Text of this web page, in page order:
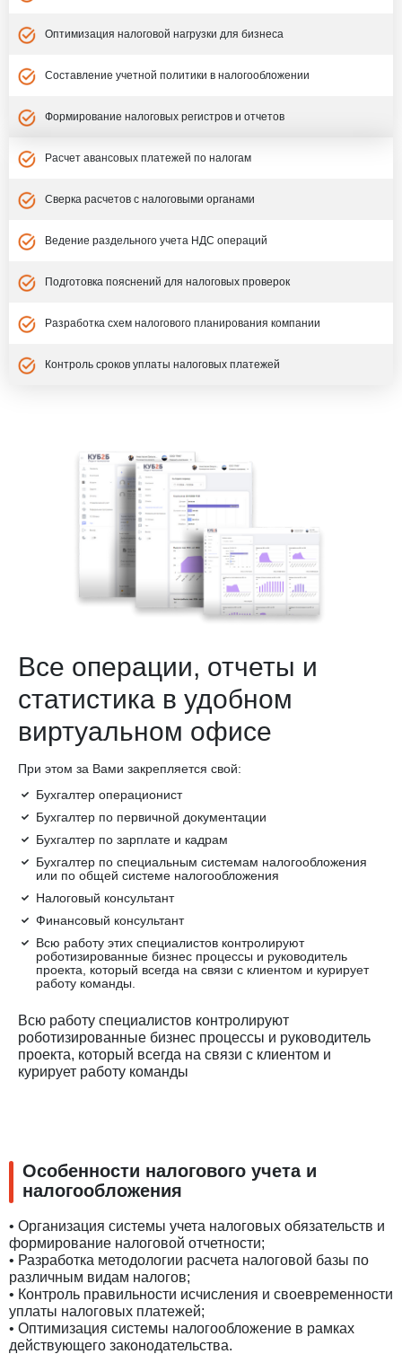
Оптимизация налоговой нагрузки для бизнеса
Составление учетной политики в налогообложении
Формирование налоговых регистров и отчетов
Расчет авансовых платежей по налогам
Сверка расчетов с налоговыми органами
Ведение раздельного учета НДС операций
Подготовка пояснений для налоговых проверок
Разработка схем налогового планирования компании
Контроль сроков уплаты налоговых платежей
Все операции, отчеты и
статистика в удобном
виртуальном офисе
При этом за Вами закрепляется свой:
Бухгалтер операционист
Бухгалтер по первичной документации
Бухгалтер по зарплате и кадрам
Бухгалтер по специальным системам налогообложения
или по общей системе налогообложения
Налоговый консультант
Финансовый консультант
Всю работу этих специалистов контролируют
роботизированные бизнес процессы и руководитель
проекта, который всегда на связи с клиентом и курирует
работу команды.
Всю работу специалистов контролируют
роботизированные бизнес процессы и руководитель
проекта, который всегда на связи с клиентом и
курирует работу команды
Особенности налогового учета и
налогообложения
• Организация системы учета налоговых обязательств и
формирование налоговой отчетности;
• Разработка методологии расчета налоговой базы по
различным видам налогов;
• Контроль правильности исчисления и своевременности
уплаты налоговых платежей;
• Оптимизация системы налогообложение в рамках
действующего законодательства.